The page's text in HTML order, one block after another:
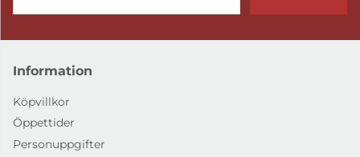
Information
Köpvillkor
Öppettider
Personuppgifter